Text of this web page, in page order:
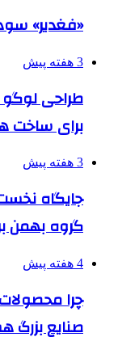
«فغدیر» سود ۷۶۲ ریالی
3 هفته پیش
طراحی
برای ساخت
3 هفته پیش
جایگاه
گروه بهمن
4 هفته پیش
صنایع بزرگ